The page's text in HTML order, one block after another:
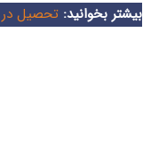
بیشتر بخوانید:تحصیل در